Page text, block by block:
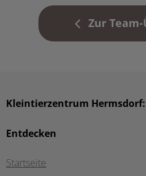
Zur
Entdecken
Startseite
Kleintierzentrum